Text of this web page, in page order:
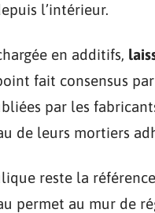
l’intérieur.
en additifs,
fait consensus
par les
de leurs mortiers
reste la
permet au mur de